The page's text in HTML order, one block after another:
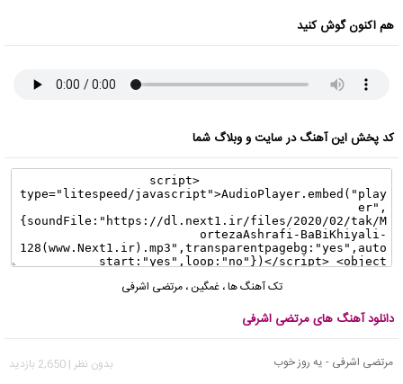
هم اکنون گوش کنید
کد پخش این آهنگ در سایت و وبلاگ شما
تک آهنگ ها،غمگین ،مرتضی اشرفی
دانلود آهنگ های مرتضی اشرفی
مرتضی اشرفی - یه روز خوب
بدون نظر | 2,650 بازدید